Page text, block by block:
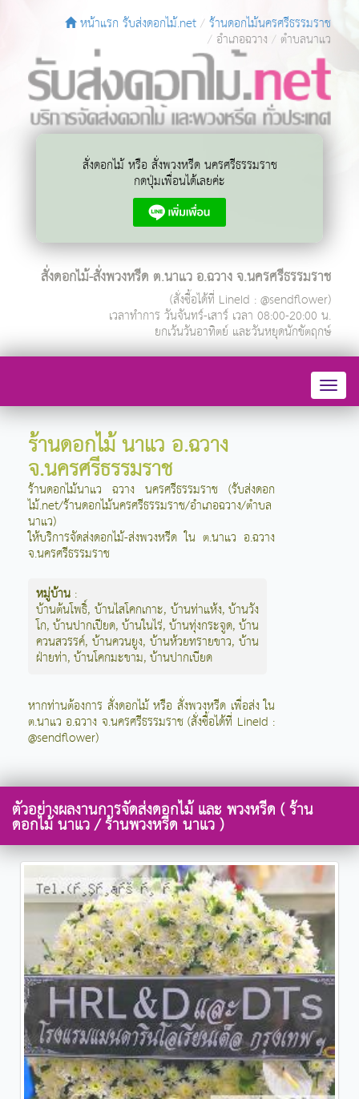
หน้าแรก รับส่งดอกไม้.net ร้านดอกไม้นครศรีธรรมราช
อำเภอฉวาง ตำบลนาแว
สั่งดอกไม้ หรือ สั่งพวงหรีด นครศรีธรรมราช
กดปุ่มเพื่อนได้เลยค่ะ
สั่งดอกไม้-สั่งพวงหรีด ต.นาแว อ.ฉวาง จ.นครศรีธรรมราช
(สั่งซื้อได้ที่ LineId : @sendflower)
เวลาทำการ วันจันทร์-เสาร์ เวลา 08:00-20:00 น.
ยกเว้นวันอาทิตย์ และวันหยุดนักขัตฤกษ์
ร้านดอกไม้ นาแว อ.ฉวาง
จ.นครศรีธรรมราช
ร้านดอกไม้นาแว ฉวาง นครศรีธรรมราช (รับส่งดอก
ไม้.net/ร้านดอกไม้นครศรีธรรมราช/อำเภอฉวาง/ตำบล
นาแว)
ให้บริการจัดส่งดอกไม้-ส่งพวงหรีด ใน ต.นาแว อ.ฉวาง
จ.นครศรีธรรมราช
หมู่บ้าน :
บ้านต้นโพธิ์, บ้านไสโคกเกาะ, บ้านท่าแห้ง,บ้านวัง
โก,บ้านปากเปียด,บ้านในไร่,บ้านทุ่งกระจูด,บ้าน
ควนสวรรค์,บ้านควนยูง,บ้านห้วยทรายขาว,บ้าน
ฝ่ายท่า,บ้านโคกมะขาม,บ้านปากเบียด
หากท่านต้องการ สั่งดอกไม้ หรือ สั่งพวงหรีด เพื่อส่ง ใน
ต.นาแว อ.ฉวาง จ.นครศรีธรรมราช (สั่งซื้อได้ที่ LineId :
@sendflower)
ตัวอย่างผลงานการจัดส่งดอกไม้ และ พวงหรีด ( ร้าน
ดอกไม้ นาแว / ร้านพวงหรีด นาแว )